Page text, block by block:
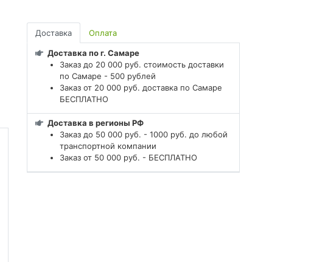
Доставка Оплата
Доставка по г. Самаре
Заказ до 20 000 руб. стоимость доставки
по Самаре - 500 рублей
Заказ от 20 000 руб. доставка по Самаре
БЕСПЛАТНО
Доставка в регионы РФ
Заказ до 50 000 руб. - 1000 руб. до любой
транспортной компании
Заказ от 50 000 руб. - БЕСПЛАТНО